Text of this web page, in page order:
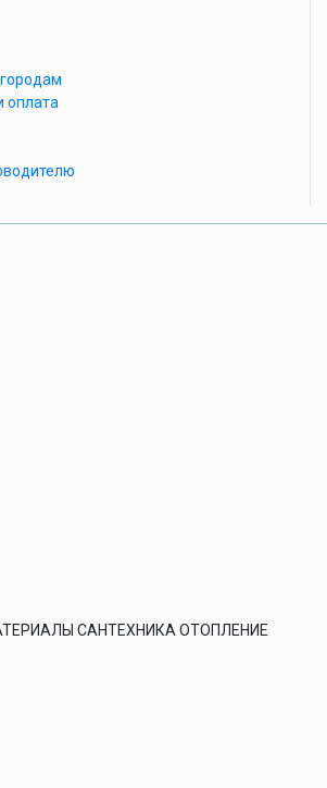
оплата
САНТЕХНИКА ОТОПЛЕНИЕ